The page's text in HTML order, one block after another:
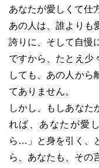
あなたが愛しくて仕
あの人は、誰よりも
誇りに、そして自慢
ですから、たとえ少
しても、あの人から
てありません。
しかし、もしあなた
れば、あなたが愛
ら…」と身を引く、
ら、あなたも、その